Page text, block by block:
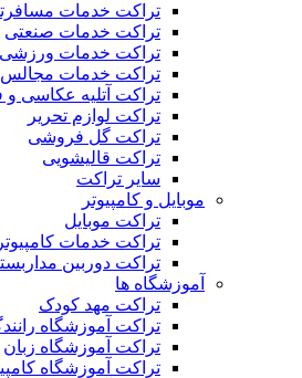
تراکت خدمات
تراکت خدمات صنعتی
تراکت خدمات ورزشی
تراکت خدمات
تراکت آتلیه عکاسی و
تراکت لوازم تحریر
تراکت گل فروشی
تراکت قالیشویی
سایر تراکت
موبایل و کامپیوتر
تراکت موبایل
تراکت خدمات
تراکت دوربین
آموزشگاه ها
تراکت مهد کودک
تراکت آموزشگاه
تراکت آموزشگاه زبان
تراکت آموزشگاه